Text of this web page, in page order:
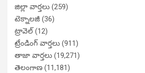
జిల్లా వార్తలు (259)
టెక్నాలజీ (36)
ట్రావెల్(12)
ట్రేండింగ్ వార్తలు (911)
తాజా వార్తలు (19,271)
తెలంగాణ (11,181)